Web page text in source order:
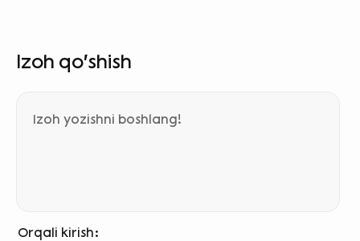
Izoh qo‘shish
Orqali kirish